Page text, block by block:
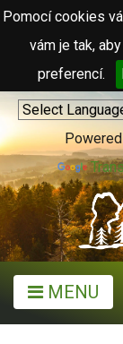
Pomocí cookies
vám je tak,
preferencí.
MENU